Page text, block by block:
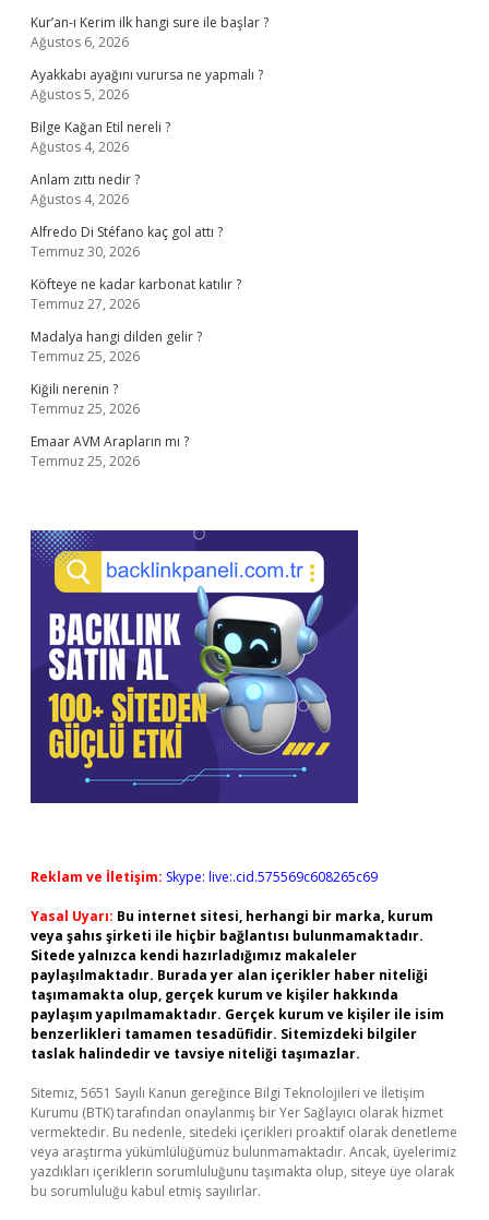
Kur’an-ı Kerim ilk hangi sure ile başlar ?
Ağustos 6, 2026
Ayakkabı ayağını vurursa ne yapmalı ?
Ağustos 5, 2026
Bilge Kağan Etil nereli ?
Ağustos 4, 2026
Anlam zıttı nedir ?
Ağustos 4, 2026
Alfredo Di Stéfano kaç gol attı ?
Temmuz 30, 2026
Köfteye ne kadar karbonat katılır ?
Temmuz 27, 2026
Madalya hangi dilden gelir ?
Temmuz 25, 2026
Kiğili nerenin ?
Temmuz 25, 2026
Emaar AVM Arapların mı ?
Temmuz 25, 2026
Reklam ve İletişim: Skype: live:.cid.575569c608265c69
Yasal Uyarı: Bu internet sitesi, herhangi bir marka, kurum
veya şahıs şirketi ile hiçbir bağlantısı bulunmamaktadır.
Sitede yalnızca kendi hazırladığımız makaleler
paylaşılmaktadır. Burada yer alan içerikler haber niteliği
taşımamakta olup, gerçek kurum ve kişiler hakkında
paylaşım yapılmamaktadır. Gerçek kurum ve kişiler ile isim
benzerlikleri tamamen tesadüfidir. Sitemizdeki bilgiler
taslak halindedir ve tavsiye niteliği taşımazlar.
Sitemiz, 5651 Sayılı Kanun gereğince Bilgi Teknolojileri ve İletişim
Kurumu (BTK) tarafından onaylanmış bir Yer Sağlayıcı olarak hizmet
vermektedir. Bu nedenle, sitedeki içerikleri proaktif olarak denetleme
veya araştırma yükümlülüğümüz bulunmamaktadır. Ancak, üyelerimiz
yazdıkları içeriklerin sorumluluğunu taşımakta olup, siteye üye olarak
bu sorumluluğu kabul etmiş sayılırlar.